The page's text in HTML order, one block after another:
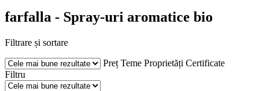
farfalla - Spray-uri aromatice bio
Filtrare și sortare
Preț Teme Proprietăți Certificate
Filtru